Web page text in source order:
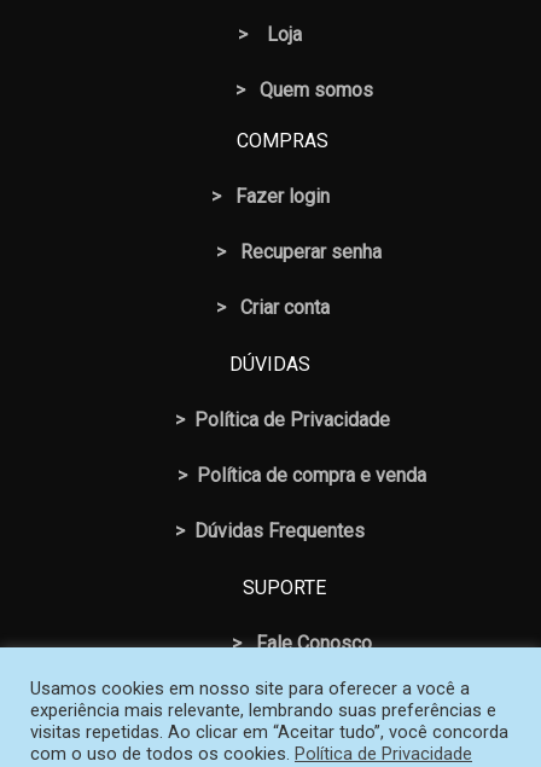
> Loja
> Quem somos
COMPRAS
> Fazer login
> Recuperar senha
> Criar conta
DÚVIDAS
> Política de Privacidade
> Política de compra e venda
> Dúvidas Frequentes
SUPORTE
> Fale Conosco
Usamos cookies em nosso site para oferecer a você a
experiência mais relevante, lembrando suas preferências e
visitas repetidas. Ao clicar em “Aceitar tudo”, você concorda
com o uso de todos os cookies. Política de Privacidade